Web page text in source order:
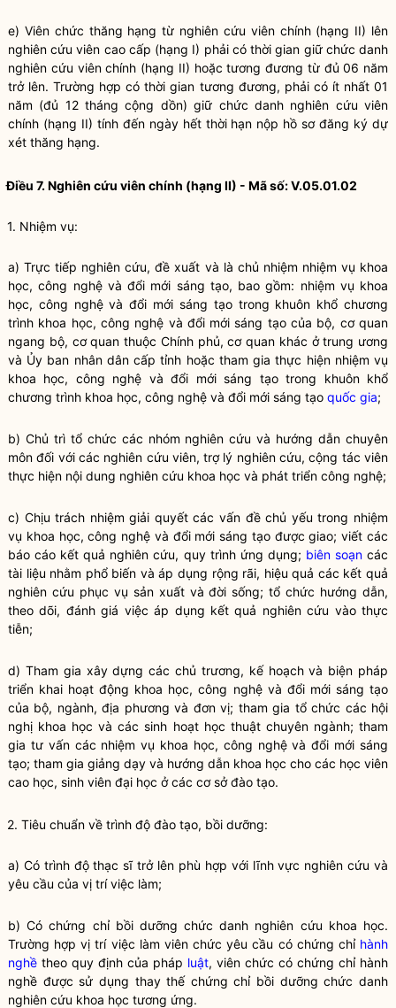
e) Viên chức thăng hạng từ nghiên cứu viên chính (hạng II) lên
nghiên cứu viên cao cấp (hạng I) phải có thời gian giữ chức danh
nghiên cứu viên chính (hạng II) hoặc tương đương từ đủ 06 năm
trở lên. Trường hợp có thời gian tương đương, phải có ít nhất 01
năm (đủ 12 tháng cộng dồn) giữ chức danh nghiên cứu viên
chính (hạng II) tính đến ngày hết thời hạn nộp hồ sơ đăng ký dự
xét thăng hạng.
Điều 7. Nghiên cứu viên chính (hạng II) - Mã số: V.05.01.02
1. Nhiệm vụ:
a) Trực tiếp nghiên cứu, đề xuất và là chủ nhiệm nhiệm vụ khoa
học, công nghệ và đổi mới sáng tạo, bao gồm: nhiệm vụ khoa
học, công nghệ và đổi mới sáng tạo trong khuôn khổ chương
trình khoa học, công nghệ và đổi mới sáng tạo của bộ, cơ quan
ngang bộ, cơ quan thuộc Chính phủ, cơ quan khác ở trung ương
và Ủy ban nhân dân cấp tỉnh hoặc tham gia thực hiện nhiệm vụ
khoa học, công nghệ và đổi mới sáng tạo trong khuôn khổ
chương trình khoa học, công nghệ và đổi mới sáng tạo quốc gia;
b) Chủ trì tổ chức các nhóm nghiên cứu và hướng dẫn chuyên
môn đối với các nghiên cứu viên, trợ lý nghiên cứu, cộng tác viên
thực hiện nội dung nghiên cứu khoa học và phát triển công nghệ;
c) Chịu trách nhiệm giải quyết các vấn đề chủ yếu trong nhiệm
vụ khoa học, công nghệ và đổi mới sáng tạo được giao; viết các
báo cáo kết quả nghiên cứu, quy trình ứng dụng; biên soạncác
tài liệu nhằm phổ biến và áp dụng rộng rãi, hiệu quả các kết quả
nghiên cứu phục vụ sản xuất và đời sống; tổ chức hướng dẫn,
theo dõi, đánh giá việc áp dụng kết quả nghiên cứu vào thực
tiễn;
d) Tham gia xây dựng các chủ trương, kế hoạch và biện pháp
triển khai hoạt động khoa học, công nghệ và đổi mới sáng tạo
của bộ, ngành, địa phương và đơn vị; tham gia tổ chức các hội
nghị khoa học và các sinh hoạt học thuật chuyên ngành; tham
gia tư vấn các nhiệm vụ khoa học, công nghệ và đổi mới sáng
tạo; tham gia giảng dạy và hướng dẫn khoa học cho các học viên
cao học, sinh viên đại học ở các cơ sở đào tạo.
2. Tiêu chuẩn về trình độ đào tạo, bồi dưỡng:
a) Có trình độ thạc sĩ trở lên phù hợp với lĩnh vực nghiên cứu và
yêu cầu của vị trí việc làm;
b) Có chứng chỉ bồi dưỡng chức danh nghiên cứu khoa học.
Trường hợp vị trí việc làm viên chức yêu cầu có chứng chỉ hành
nghề theo quy định của pháp luật, viên chức có chứng chỉ hành
nghề được sử dụng thay thế chứng chỉ bồi dưỡng chức danh
nghiên cứu khoa học tương ứng.